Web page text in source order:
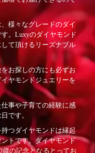
様々なグレードのダイ
。Luxyのダイヤモンド
て頂けるリーズナブル
お探しの方にも必ずお
ヤモンドジュエリーを
事や子育ての経験に感
です。
持つダイヤモンドは縁起
ントです。ダイヤモンド
歳の記念となるとってお